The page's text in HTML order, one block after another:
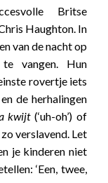
Britse
Haughton. In
van de nacht op
vangen. Hun
rovertje iets
de herhalingen
kwijt(‘uh-oh’) of
zo verslavend. Let
je kinderen niet
‘Een, twee,